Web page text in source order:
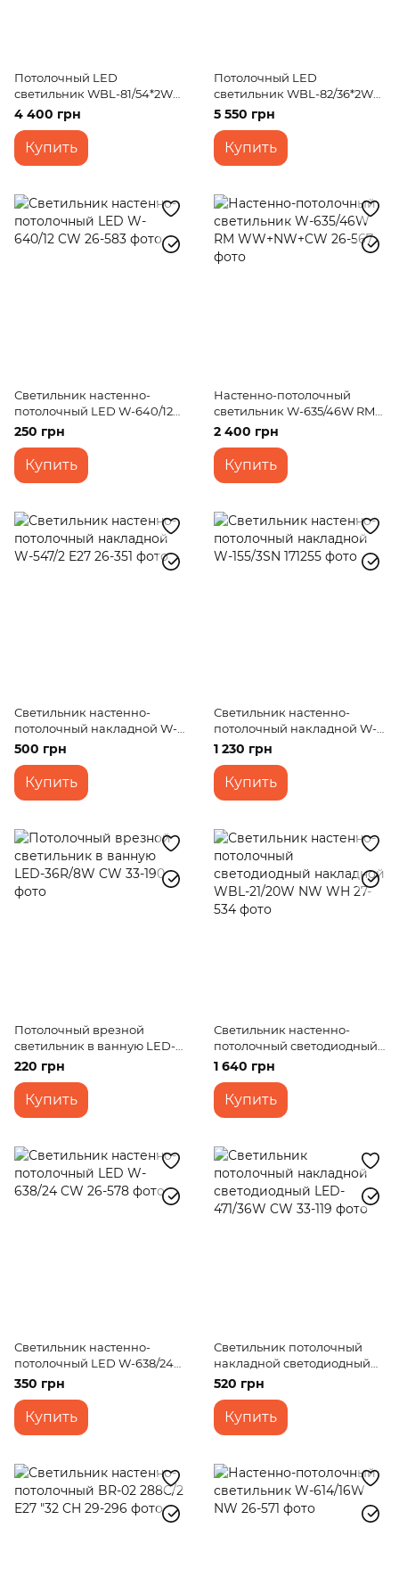
Потолочный LED
светильник WBL-81/54*2W
WW+NW+CW
4 400 грн
Купить
Потолочный LED
светильник WBL-82/36*2W
WH WW+NW+CW
5 550 грн
Купить
Светильник настенно-
потолочный LED W-640/12
CW
250 грн
Купить
Настенно-потолочный
светильник W-635/46W RM
WW+NW+CW
2 400 грн
Купить
Светильник настенно-
потолочный накладной W-
547/2 E27
500 грн
Купить
Светильник настенно-
потолочный накладной W-
155/3SN
1 230 грн
Купить
Потолочный врезной
светильник в ванную LED-
36R/8W CW
220 грн
Купить
Светильник настенно-
потолочный светодиодный
накладной WBL-21/20W NW
1 640 грн
Купить
Светильник настенно-
потолочный LED W-638/24
CW
350 грн
Купить
Светильник потолочный
накладной светодиодный
LED-471/36W CW
520 грн
Купить